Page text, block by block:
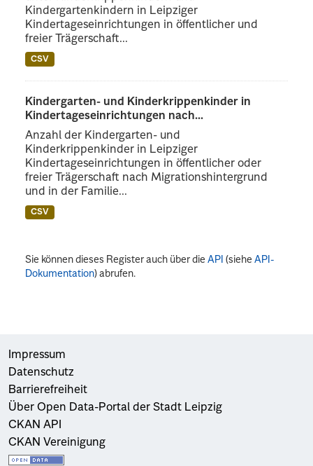
Kindergartenkindern in Leipziger
Kindertageseinrichtungen in öffentlicher und
freier Trägerschaft...
CSV
Kindergarten- und Kinderkrippenkinder in
Kindertageseinrichtungen nach...
Anzahl der Kindergarten- und
Kinderkrippenkinder in Leipziger
Kindertageseinrichtungen in öffentlicher oder
freier Trägerschaft nach Migrationshintergrund
und in der Familie...
CSV
Sie können dieses Register auch über dieAPI (sieheAPI-
Dokumentation) abrufen.
Impressum
Datenschutz
Barrierefreiheit
Über Open Data-Portal der Stadt Leipzig
CKAN API
CKAN Vereinigung